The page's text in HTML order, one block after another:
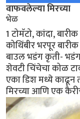
वाफवलेल्या मिरच्या
भेळ
1 टोमॅटो, कांदा,
कोथिंबीर भरपूर
बाउल भडंग कृती-
शेवटी चिंचेचा कोळ
एका डिश मध्ये काढून
मिरच्या आणि एक